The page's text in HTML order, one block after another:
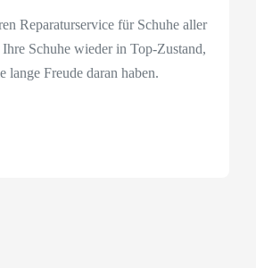
Reparaturservice für Schuhe aller
Schuhe wieder in Top-Zustand,
lange Freude daran haben.